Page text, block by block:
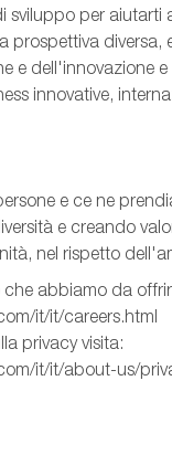
sviluppo per aiutarti
prospettiva diversa,
e dell'innovazione
innovative,
e ce ne
e creando
nel rispetto
abbiamo da
it/it/careers.html
privacy visita:
it/it/about-us/